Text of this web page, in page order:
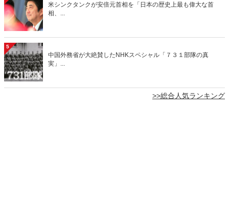
米シンクタンクが安倍元首相を「日本の歴史上最も偉大な首
相、...
5
中国外務省が大絶賛したNHKスペシャル「７３１部隊の真
実」...
>>総合人気ランキング